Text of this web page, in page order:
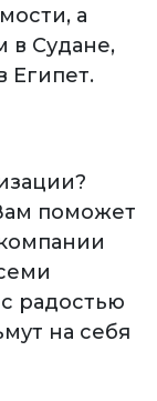
а
в Судане,
Египет.
поможет
радостью
на себя